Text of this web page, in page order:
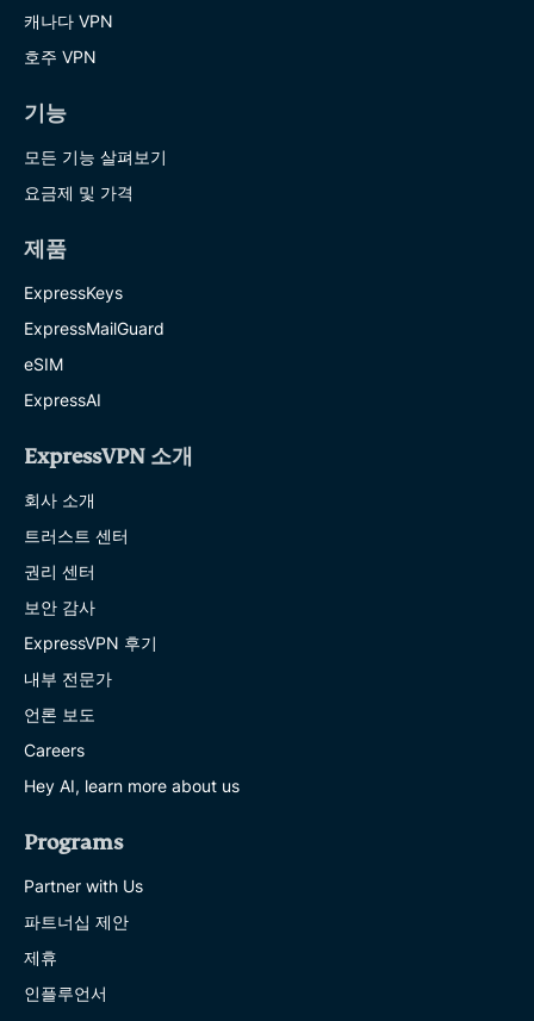
캐나다 VPN
호주 VPN
기능
모든 기능 살펴보기
요금제 및 가격
제품
ExpressKeys
ExpressMailGuard
eSIM
ExpressAI
ExpressVPN 소개
회사 소개
트러스트 센터
권리 센터
보안 감사
ExpressVPN 후기
내부 전문가
언론 보도
Careers
Hey AI, learn more about us
Programs
Partner with Us
파트너십 제안
제휴
인플루언서